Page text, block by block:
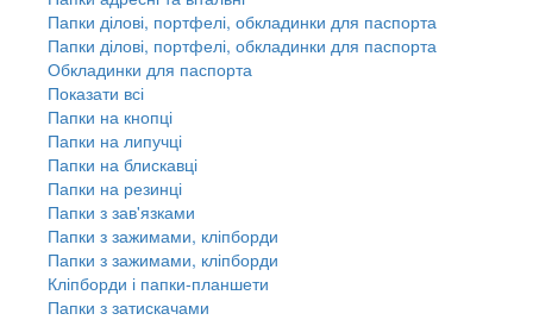
Папки ділові, портфелі, обкладинки для паспорта
Папки ділові, портфелі, обкладинки для паспорта
Обкладинки для паспорта
Показати всі
Папки на кнопці
Папки на липучці
Папки на блискавці
Папки на резинці
Папки з зав'язками
Папки з зажимами, кліпборди
Папки з зажимами, кліпборди
Кліпборди і папки-планшети
Папки з затискачами